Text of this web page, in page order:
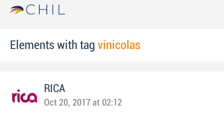
Elements with tag vinicolas
RICA
Oct 20, 2017 at 02:12